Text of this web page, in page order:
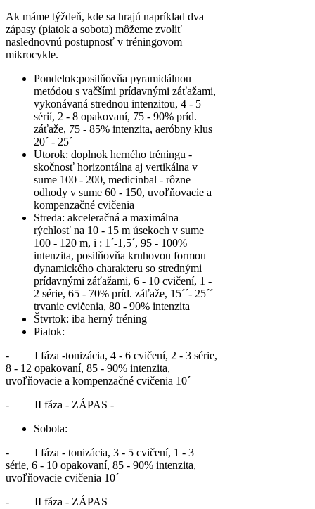
Ak máme týždeň, kde sa hrajú napríklad dva
zápasy (piatok a sobota) môžeme zvoliť
naslednovnú postupnosť v tréningovom
mikrocykle.
Pondelok:posilňovňa pyramidálnou
metódou s vačšími prídavnými záťažami,
vykonávaná strednou intenzitou, 4 - 5
sérií, 2 - 8 opakovaní, 75 - 90% príd.
záťaže, 75 - 85% intenzita, aeróbny klus
20´ - 25´
Utorok: doplnok herného tréningu -
skočnosť horizontálna aj vertikálna v
sume 100 - 200, medicinbal - rôzne
odhody v sume 60 - 150, uvoľňovacie a
kompenzačné cvičenia
Streda: akceleračná a maximálna
rýchlosť na 10 - 15 m úsekoch v sume
100 - 120 m, i : 1´-1,5´, 95 - 100%
intenzita, posilňovňa kruhovou formou
dynamického charakteru so strednými
prídavnými záťažami, 6 - 10 cvičení, 1 -
2 série, 65 - 70% príd. záťaže, 15´´- 25´´
trvanie cvičenia, 80 - 90% intenzita
Štvrtok: iba herný tréning
Piatok:
- I fáza -tonizácia, 4 - 6 cvičení, 2 - 3 série,
8 - 12 opakovaní, 85 - 90% intenzita,
uvoľňovacie a kompenzačné cvičenia 10´
- II fáza - ZÁPAS -
Sobota:
- I fáza - tonizácia, 3 - 5 cvičení, 1 - 3
série, 6 - 10 opakovaní, 85 - 90% intenzita,
uvoľňovacie cvičenia 10´
- II fáza - ZÁPAS –